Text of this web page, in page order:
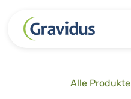
Alle Produkte